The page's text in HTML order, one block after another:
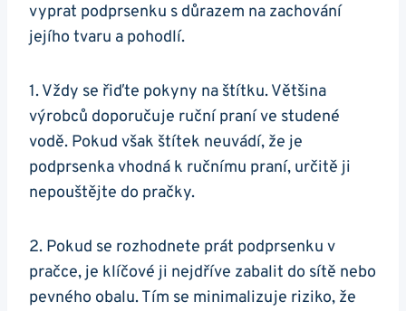
vyprat podprsenku s důrazem na zachování
jejího tvaru a pohodlí.
1. Vždy se řiďte pokyny na štítku. Většina
výrobců doporučuje ruční praní ve studené
vodě. Pokud však štítek neuvádí, že je
podprsenka vhodná k ručnímu praní, určitě ji
nepouštějte do pračky.
2. Pokud se rozhodnete prát podprsenku v
pračce, je klíčové ji nejdříve zabalit do sítě nebo
pevného obalu. Tím se minimalizuje riziko, že